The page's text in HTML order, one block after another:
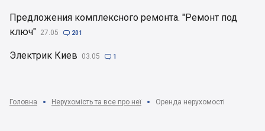
Предложения комплексного ремонта. "Ремонт под
ключ" 27.05  201
Электрик Киев 03.05  1
Головна Нерухомість та все про неї Оренда нерухомості